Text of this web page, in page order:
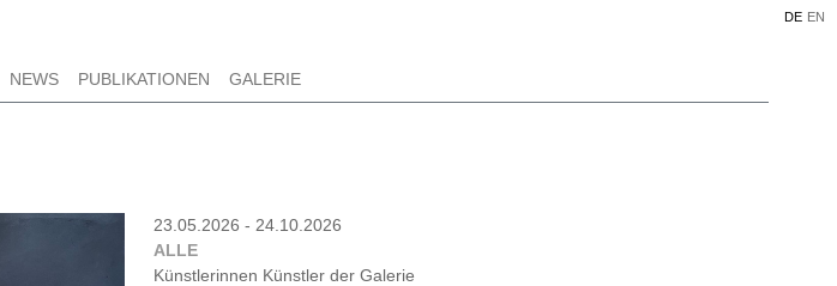
DE EN
NEWS PUBLIKATIONEN GALERIE
23.05.2026 - 24.10.2026
ALLE
Künstlerinnen Künstler der Galerie